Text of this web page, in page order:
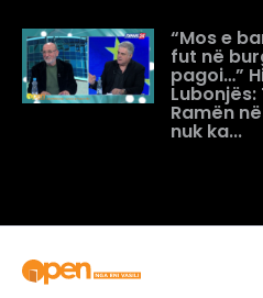
“Mos e
fut në
pagoi…”
Lubonjës:
Ramën
nuk ka...